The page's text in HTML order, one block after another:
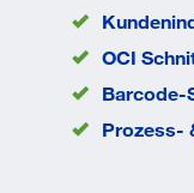
OCI
Barcode-
Prozess-